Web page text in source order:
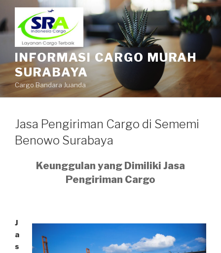
INFORMASI CARGO MURAH
SURABAYA
Cargo Bandara Juanda
Jasa Pengiriman Cargo di Sememi
Benowo Surabaya
Keunggulan yang Dimiliki Jasa
Pengiriman Cargo
J
a
s